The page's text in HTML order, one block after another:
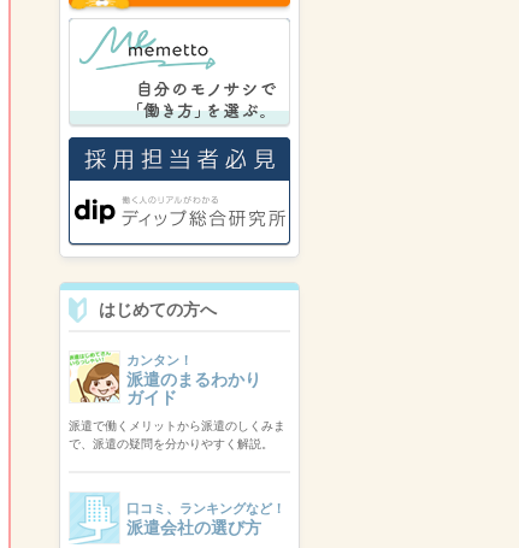
はじめての方へ
カンタン！
派遣のまるわかり
ガイド
派遣で働くメリットから派遣のしくみま
で、派遣の疑問を分かりやすく解説。
口コミ、ランキングなど！
派遣会社の選び方